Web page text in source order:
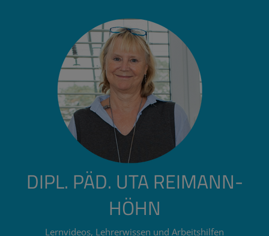
DIPL. PÄD. UTA REIMANN-
HÖHN
Lernvideos, Lehrerwissen und Arbeitshilfen